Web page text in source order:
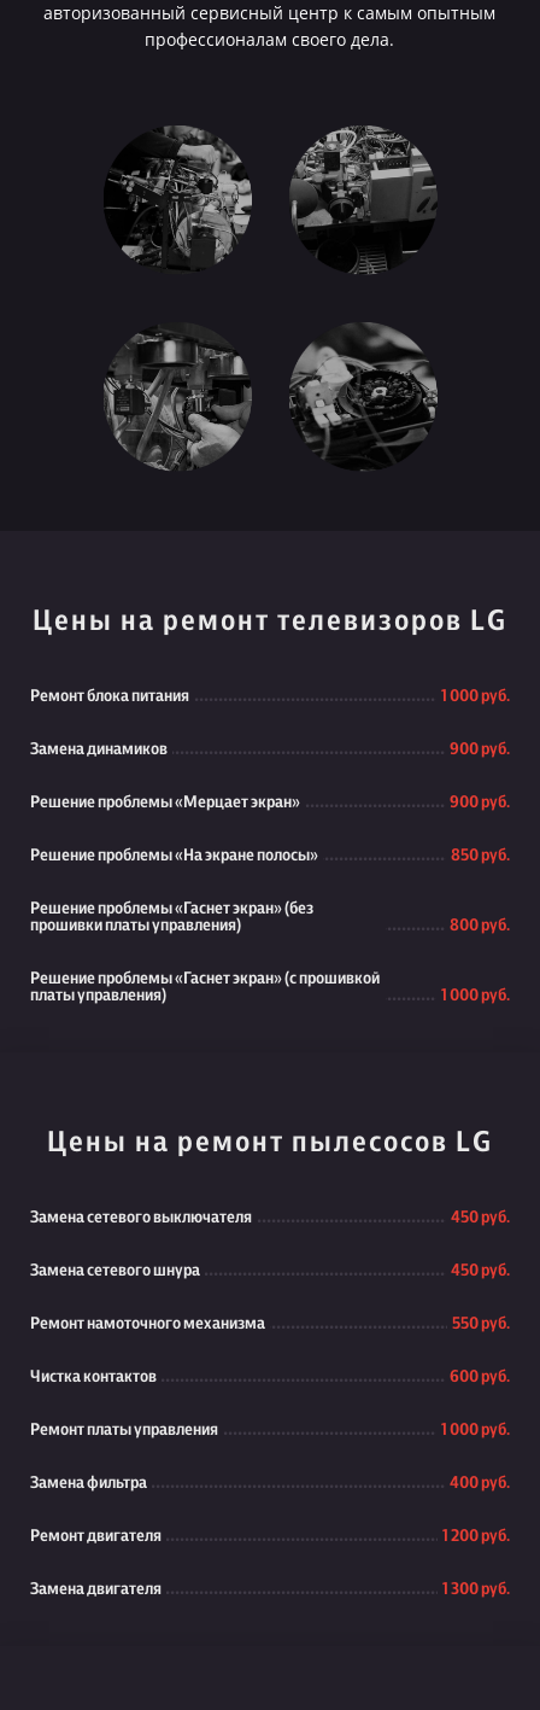
авторизованный сервисный центр к самым опытным
профессионалам своего дела.
Цены на ремонт телевизоров LG
Ремонт блока питания 1 000 руб.
Замена динамиков 900 руб.
Решение проблемы «Мерцает экран» 900 руб.
Решение проблемы «На экране полосы» 850 руб.
Решение проблемы «Гаснет экран» (без
прошивки платы управления)
800 руб.
Решение проблемы «Гаснет экран» (с прошивкой
платы управления)
1 000 руб.
Цены на ремонт пылесосов LG
Замена сетевого выключателя 450 руб.
Замена сетевого шнура 450 руб.
Ремонт намоточного механизма 550 руб.
Чистка контактов 600 руб.
Ремонт платы управления 1 000 руб.
Замена фильтра 400 руб.
Ремонт двигателя 1 200 руб.
Замена двигателя 1 300 руб.